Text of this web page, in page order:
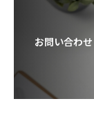
お問い合わせ